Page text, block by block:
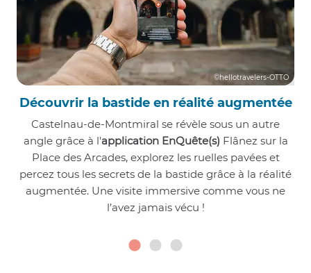
©hellotravelers-OTTO
Découvrir la bastide en réalité augmentée
Castelnau-de-Montmiral se révèle sous un autre
angle grâce à l'application EnQuête(s) Flânez sur la
Place des Arcades, explorez les ruelles pavées et
percez tous les secrets de la bastide grâce à la réalité
augmentée. Une visite immersive comme vous ne
l’avez jamais vécu !